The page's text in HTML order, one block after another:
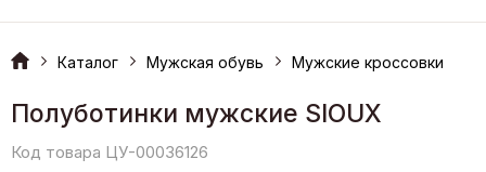
Каталог Мужская обувь Мужские кроссовки
Полуботинки мужские SIOUX
Код товара ЦУ-00036126